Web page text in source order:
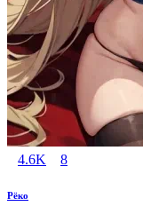
4.6K 8
Рёко